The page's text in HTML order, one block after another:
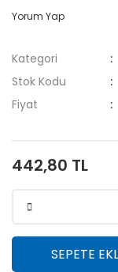
Yorum Yap
Kategori
Stok Kodu
Fiyat
442,80 TL
SEPETE